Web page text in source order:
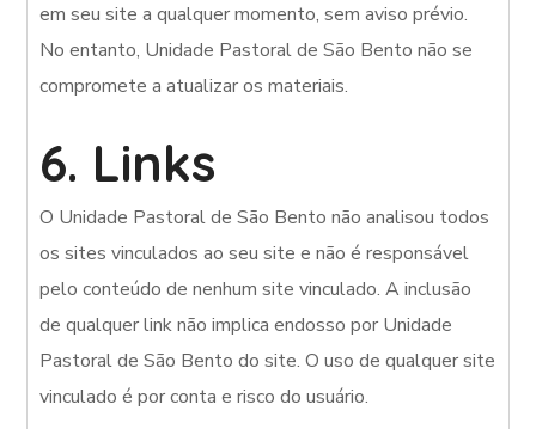
em seu site a qualquer momento, sem aviso prévio.
No entanto, Unidade Pastoral de São Bento não se
compromete a atualizar os materiais.
6. Links
O Unidade Pastoral de São Bento não analisou todos
os sites vinculados ao seu site e não é responsável
pelo conteúdo de nenhum site vinculado. A inclusão
de qualquer link não implica endosso por Unidade
Pastoral de São Bento do site. O uso de qualquer site
vinculado é por conta e risco do usuário.